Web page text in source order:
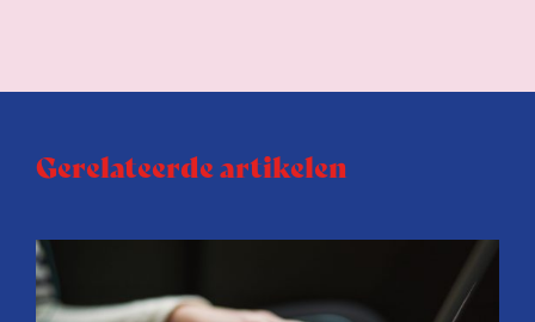
Gerelateerde artikelen